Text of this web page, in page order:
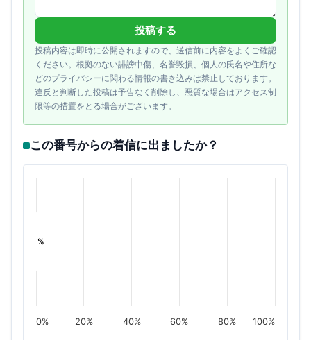
投稿する
投稿内容は即時に公開されますので、送信前に内容をよくご確認
ください。根拠のない誹謗中傷、名誉毀損、個人の氏名や住所な
どのプライバシーに関わる情報の書き込みは禁止しております。
違反と判断した投稿は予告なく削除し、悪質な場合はアクセス制
限等の措置をとる場合がございます。
この番号からの着信に出ましたか？
%
%
0% 20% 40% 60% 80% 100%